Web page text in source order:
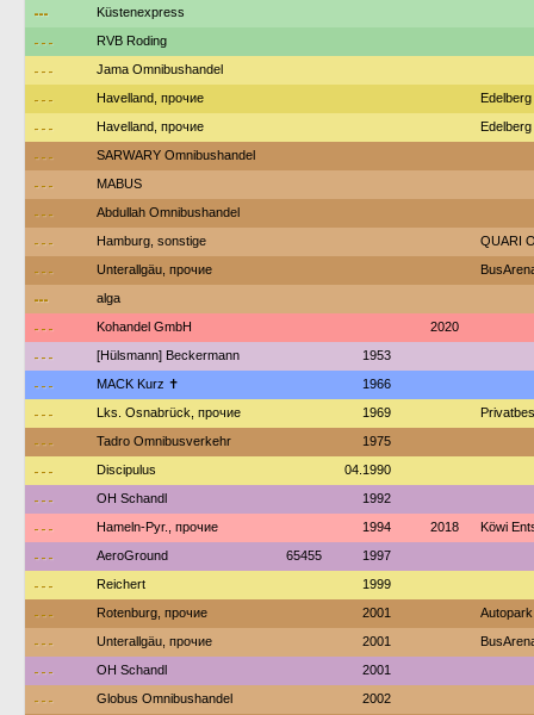
--- Küstenexpress
--- RVB Roding
--- Jama Omnibushandel
--- Havelland, прочие
--- Havelland, прочие
--- SARWARY Omnibushandel
--- MABUS
--- Abdullah Omnibushandel
--- Hamburg, sonstige QUARI
--- Unterallgäu, прочие
--- alga
--- Kohandel GmbH 2020
--- [Hülsmann] Beckermann 1953
--- MACK Kurz ✝ 1966
--- Lks. Osnabrück, прочие 1969
--- Tadro Omnibusverkehr 1975
--- Discipulus 04.1990
--- OH Schandl 1992
--- Hameln-Pyr., прочие 1994 2018 Köwi
--- AeroGround 65455 1997
--- Reichert 1999
--- Rotenburg, прочие 2001
--- Unterallgäu, прочие 2001
--- OH Schandl 2001
--- Globus Omnibushandel 2002